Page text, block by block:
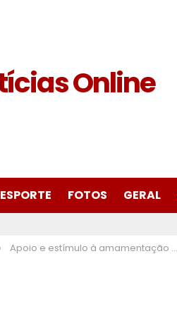
ESPORTE FOTOS GERAL
Apoio e estímulo à amamentação são compromissos diários das maternidades da rede estadual